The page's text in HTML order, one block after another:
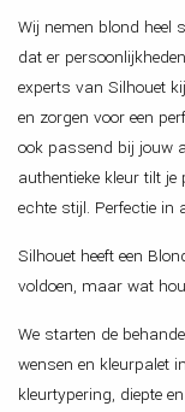
Wij nemen blond heel
dat er
experts van Silhouet
en zorgen voor een
ook passend bij jouw
authentieke kleur tilt
echte stijl. Perfectie in
Silhouet heeft een
voldoen, maar wat
We starten de
wensen en kleurpalet
kleurtypering, diepte